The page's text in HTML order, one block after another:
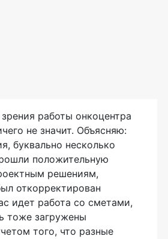
работы онкоцентра
не значит. Объясняю:
буквально несколько
положительную
решениям,
откорректирован
идет работа со сметами,
тоже загружены
того, что разные